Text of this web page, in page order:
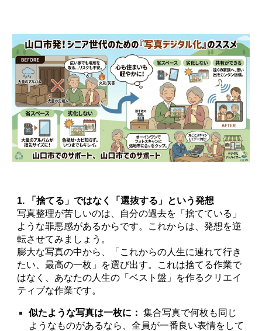
1. 「捨てる」ではなく「選抜する」という発想
写真整理が苦しいのは、自分の過去を「捨てている」
ような罪悪感があるからです。これからは、発想を逆
転させてみましょう。
膨大な写真の中から、「これからの人生に連れて行き
たい、最高の一枚」を選び出す。これは捨てる作業で
はなく、あなたの人生の「ベスト盤」を作るクリエイ
ティブな作業です。
似たような写真は一枚に： 集合写真で何枚も同じ
ようなものがあるなら、全員が一番良い表情をして